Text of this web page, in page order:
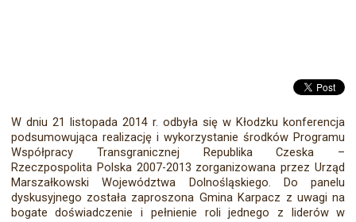
W dniu 21 listopada 2014 r. odbyła się w Kłodzku konferencja
podsumowująca realizację i wykorzystanie środków Programu
Współpracy Transgranicznej Republika Czeska –
Rzeczpospolita Polska 2007-2013 zorganizowana przez Urząd
Marszałkowski Województwa Dolnośląskiego. Do panelu
dyskusyjnego została zaproszona Gmina Karpacz z uwagi na
bogate doświadczenie i pełnienie roli jednego z liderów w